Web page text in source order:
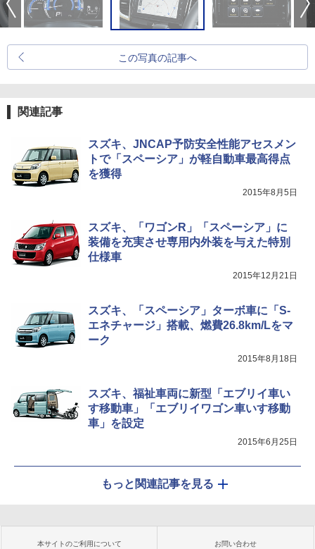
この写真の記事へ
関連記事
スズキ、JNCAP予防安全性能アセスメン
トで「スペーシア」が軽自動車最高得点
を獲得
2015年8月5日
スズキ、「ワゴンR」「スペーシア」に
装備を充実させ専用内外装を与えた特別
仕様車
2015年12月21日
スズキ、「スペーシア」ターボ車に「S-
エネチャージ」搭載、燃費26.8km/Lをマ
ーク
2015年8月18日
スズキ、福祉車両に新型「エブリイ車い
す移動車」「エブリイワゴン車いす移動
車」を設定
2015年6月25日
もっと関連記事を見る
本サイトのご利用について お問い合わせ